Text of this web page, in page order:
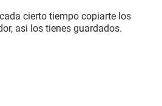
cierto tiempo copiarte los
asi los tienes guardados.